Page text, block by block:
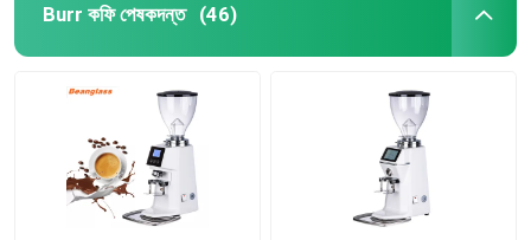
Burr কফি পেষকদন্ত (46)